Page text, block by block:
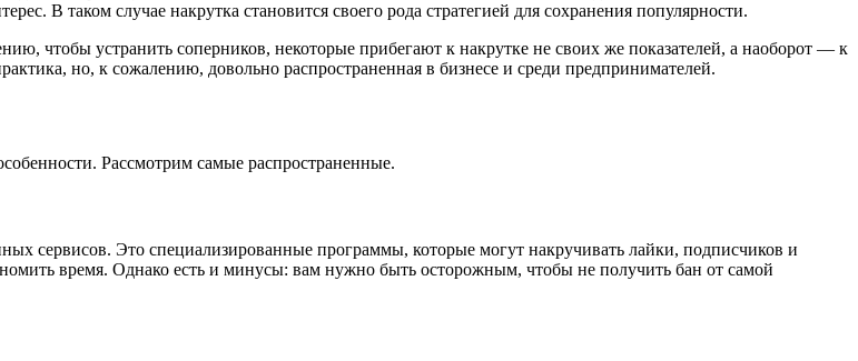
В таком случае накрутка становится своего рода стратегией для сохранения популярности.
чтобы устранить соперников, некоторые прибегают к накрутке не своих же показателей, а наоборот — к
но, к сожалению, довольно распространенная в бизнесе и среди предпринимателей.
Рассмотрим самые распространенные.
сервисов. Это специализированные программы, которые могут накручивать лайки, подписчиков и
время. Однако есть и минусы: вам нужно быть осторожным, чтобы не получить бан от самой